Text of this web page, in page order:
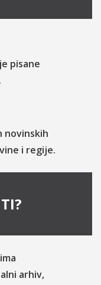
pisane
novinskih
i regije.
arhiv,